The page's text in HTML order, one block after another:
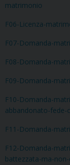
matrimonio
F06-Licenza-
F07-Domanda-
F08-Domanda-
F09-Domanda-
F10-Domanda-
abbandonato-fede-
F11-Domanda-
F12-Domanda-
battezzata-ma-